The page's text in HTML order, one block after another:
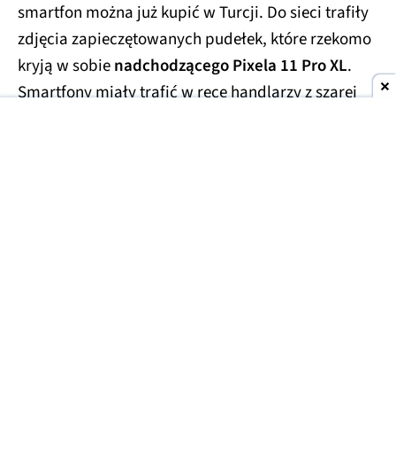
smartfon można już kupić w Turcji. Do sieci trafiły
zdjęcia zapieczętowanych pudełek, które rzekomo
kryją w sobienadchodzącego Pixela 11 Pro XL.
Smartfony miały trafić w ręce handlarzy z szarej